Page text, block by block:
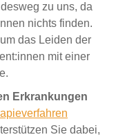
zu uns, da
nichts finden.
das Leiden der
mit einer
Erkrankungen
Sie dabei,